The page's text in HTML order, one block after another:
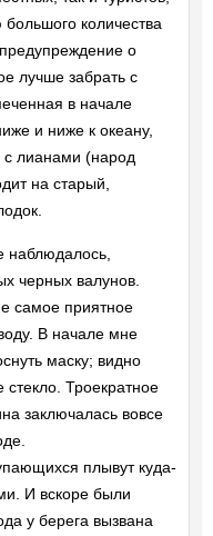
количества
о
лучше забрать с
в начале
и ниже к океану,
с лианами (народ
на старый,
наблюдалось,
черных валунов.
самое приятное
В начале мне
маску; видно
Троекратное
заключалась вовсе
плывут куда-
И вскоре были
у берега вызвана